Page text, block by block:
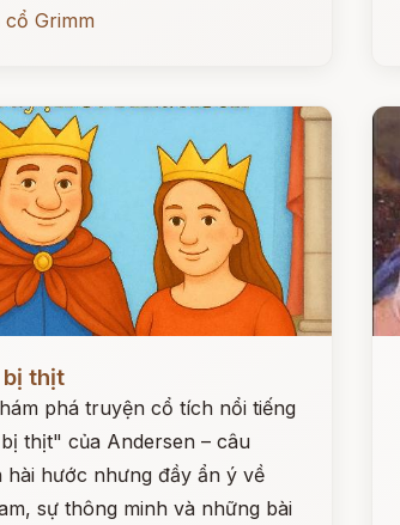
Grimm
bị thịt
phá truyện cổ tích nổi tiếng
thịt" của Andersen – câu
hài hước nhưng đầy ẩn ý về
sự thông minh và những bài